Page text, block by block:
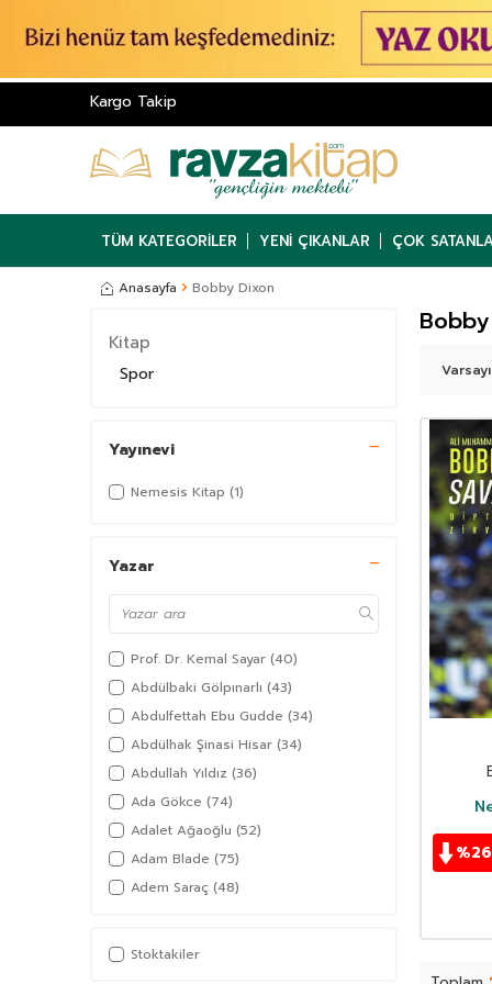
Kargo Takip
TÜM KATEGORILER YENI ÇIKANLAR ÇOK
Anasayfa Bobby Dixon
Kitap
Spor
Yayınevi
Nemesis Kitap (1)
Yazar
Prof. Dr. Kemal Sayar (40)
Abdülbaki Gölpınarlı (43)
Abdulfettah Ebu Gudde (34)
Abdülhak Şinasi Hisar (34)
Abdullah Yıldız (36)
Ada Gökce (74)
Adalet Ağaoğlu (52)
Adam Blade (75)
Adem Saraç (48)
Afşar Timuçin
Stoktakiler
%26